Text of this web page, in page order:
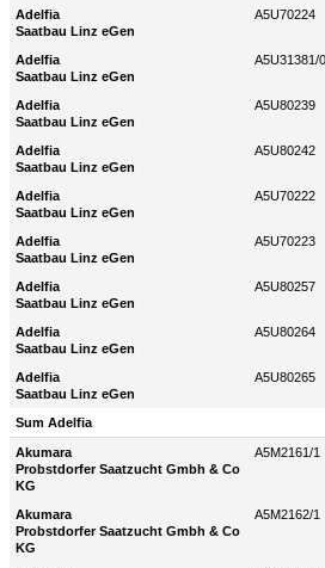
Adelfia
Saatbau Linz eGen
A5U70224
Adelfia
Saatbau Linz eGen
A5U31381/
Adelfia
Saatbau Linz eGen
A5U80239
Adelfia
Saatbau Linz eGen
A5U80242
Adelfia
Saatbau Linz eGen
A5U70222
Adelfia
Saatbau Linz eGen
A5U70223
Adelfia
Saatbau Linz eGen
A5U80257
Adelfia
Saatbau Linz eGen
A5U80264
Adelfia
Saatbau Linz eGen
A5U80265
Sum Adelfia
Akumara
Probstdorfer Saatzucht Gmbh & Co
KG
A5M2161/1
Akumara
Probstdorfer Saatzucht Gmbh & Co
KG
A5M2162/1